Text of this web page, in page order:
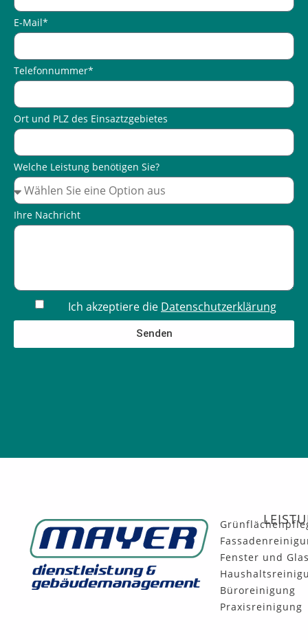
E-Mail*
Telefonnummer*
Ort und PLZ des Einsaztzgebietes
Welche Leistung benötigen Sie?
Ihre Nachricht
Ich akzeptiere die Datenschutzerklärung
Senden
Fenster und
Büroreinigung
Praxisreinigung